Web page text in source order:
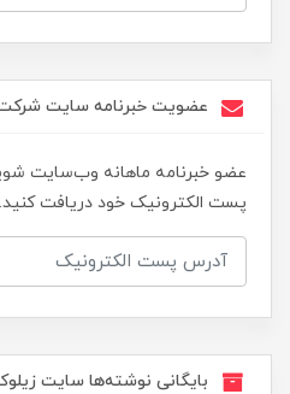
عضویت خبرنامه سایت
عضو خبرنامه ماهانه وب‌سایت
پست الکترونیک خود دریافت کنید.
بایگانی نوشته‌ها سایت